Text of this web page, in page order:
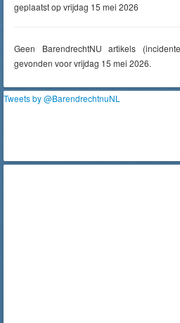
geplaatst op vrijdag 15 mei 2026
Geen BarendrechtNU artikels
gevonden voor vrijdag 15 mei 2026.
Tweets by @BarendrechtnuNL